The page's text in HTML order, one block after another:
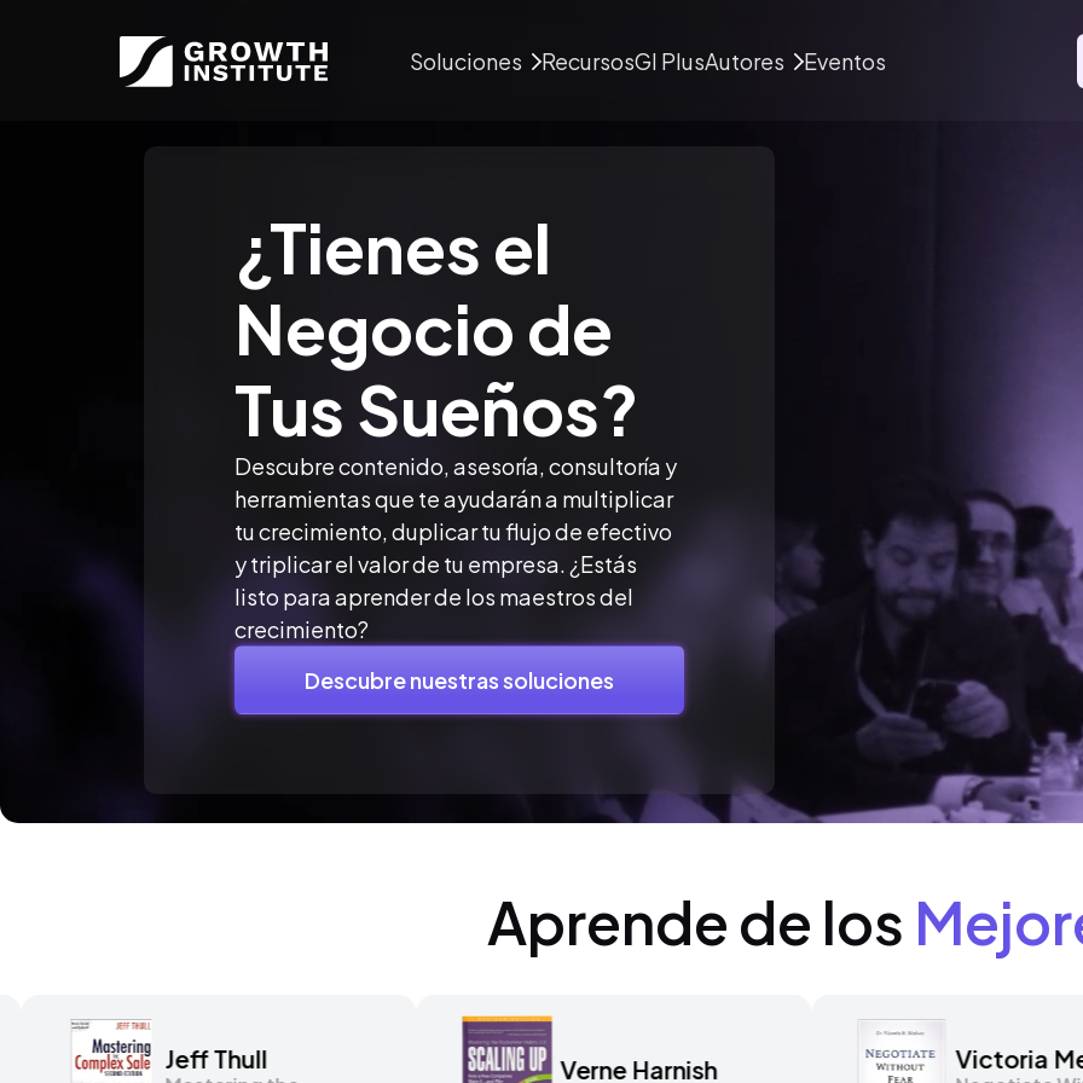
Soluciones RecursosGI PlusAutores Eventos
¿Tienes el
Negocio de
Tus Sueños?
Descubre contenido, asesoría, consultoría y
herramientas que te ayudarán a multiplicar
tu crecimiento, duplicar tu flujo de efectivo
y triplicar el valor de tu empresa. ¿Estás
listo para aprender de los maestros del
crecimiento?
Descubre nuestras soluciones
Aprende de los
Verne Harnish